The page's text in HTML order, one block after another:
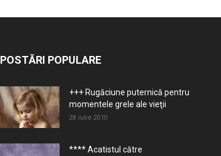
POSTĂRI POPULARE
+++ Rugăciune puternică pentru
momentele grele ale vieţii
28 iulie 2010
**** Acatistul către